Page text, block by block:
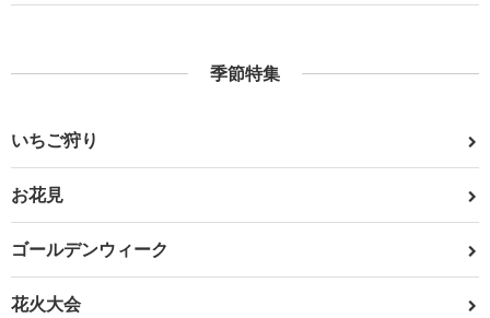
季節特集
いちご狩り
お花見
ゴールデンウィーク
花火大会